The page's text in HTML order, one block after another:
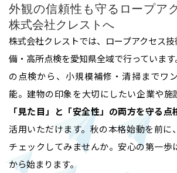
外観の信頼性も守るロープア
株式会社クレストへ
株式会社クレストでは、ロープアクセス
備・高所点検を愛知県全域で行っていま
の点検から、小規模補修・清掃までワ
能。建物の印象を大切にしたい企業や施
「見た目」と「安全性」の両方を守る点
活用いただけます。秋の本格始動を前に
チェックしてみませんか。安心の第一歩
から始まります。